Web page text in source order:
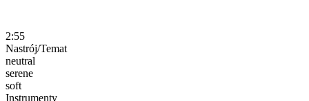
2:55
Nastrój/Temat
neutral
serene
soft
Instrumenty